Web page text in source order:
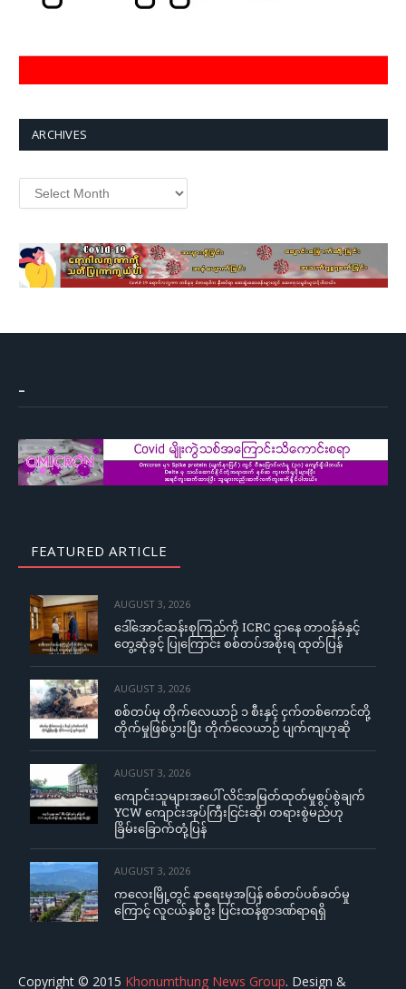
ARCHIVES
Archives
–
FEATURED ARTICLE
AUGUST 3, 2026
ဒေါ်အောင်ဆန်းစုကြည်ကို ICRC ဌာနေ တာဝန်ခံနှင့်
တွေ့ဆုံခွင့် ပြုကြောင်း စစ်တပ်အစိုးရ ထုတ်ပြန်
AUGUST 3, 2026
စစ်တပ်မှ တိုက်လေယာဉ် ၁ စီးနှင့် ငှက်တစ်ကောင်တို့
တိုက်မှုဖြစ်ပွားပြီး တိုက်လေယာဉ် ပျက်ကျဟုဆို
AUGUST 3, 2026
ကျောင်းသူများအပေါ် လိင်အမြတ်ထုတ်မှုစွပ်စွဲချက်
YCW ကျောင်းအုပ်ကြီးငြင်းဆို၊ တရားစွဲမည်ဟု
ခြိမ်းခြောက်တုံ့ပြန်
AUGUST 3, 2026
ကလေးမြို့တွင် နာရေးမှအပြန် စစ်တပ်ပစ်ခတ်မှု
ကြောင့် လူငယ်နှစ်ဦး ပြင်းထန်စွာဒဏ်ရာရရှိ
Copyright © 2015 Khonumthung News Group. Design &